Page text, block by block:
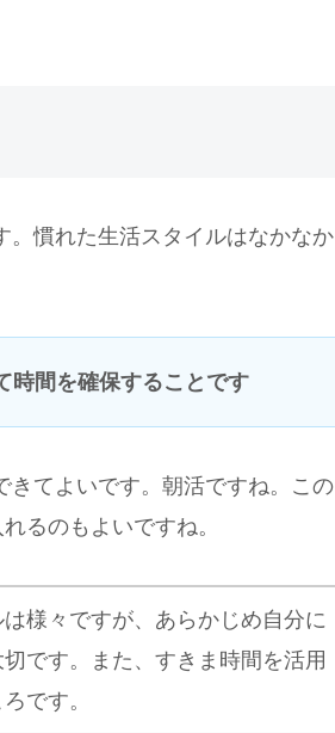
慣れた生活スタイルはなかなか
時間を確保することです
きてよいです。朝活ですね。この
るのもよいですね。
様々ですが、あらかじめ自分に
です。また、すきま時間を活用
です。